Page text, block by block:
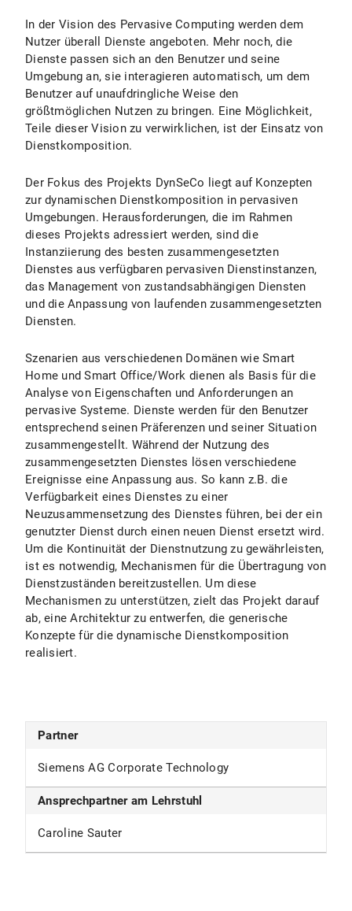
In der Vision des Pervasive Computing werden dem
Nutzer überall Dienste angeboten. Mehr noch, die
Dienste passen sich an den Benutzer und seine
Umgebung an, sie interagieren automatisch, um dem
Benutzer auf unaufdringliche Weise den
größtmöglichen Nutzen zu bringen. Eine Möglichkeit,
Teile dieser Vision zu verwirklichen, ist der Einsatz von
Dienstkomposition.
Der Fokus des Projekts DynSeCo liegt auf Konzepten
zur dynamischen Dienstkomposition in pervasiven
Umgebungen. Herausforderungen, die im Rahmen
dieses Projekts adressiert werden, sind die
Instanziierung des besten zusammengesetzten
Dienstes aus verfügbaren pervasiven Dienstinstanzen,
das Management von zustandsabhängigen Diensten
und die Anpassung von laufenden zusammengesetzten
Diensten.
Szenarien aus verschiedenen Domänen wie Smart
Home und Smart Office/Work dienen als Basis für die
Analyse von Eigenschaften und Anforderungen an
pervasive Systeme. Dienste werden für den Benutzer
entsprechend seinen Präferenzen und seiner Situation
zusammengestellt. Während der Nutzung des
zusammengesetzten Dienstes lösen verschiedene
Ereignisse eine Anpassung aus. So kann z.B. die
Verfügbarkeit eines Dienstes zu einer
Neuzusammensetzung des Dienstes führen, bei der ein
genutzter Dienst durch einen neuen Dienst ersetzt wird.
Um die Kontinuität der Dienstnutzung zu gewährleisten,
ist es notwendig, Mechanismen für die Übertragung von
Dienstzuständen bereitzustellen. Um diese
Mechanismen zu unterstützen, zielt das Projekt darauf
ab, eine Architektur zu entwerfen, die generische
Konzepte für die dynamische Dienstkomposition
realisiert.
Partner
Siemens AG Corporate Technology
Ansprechpartner am Lehrstuhl
Caroline Sauter